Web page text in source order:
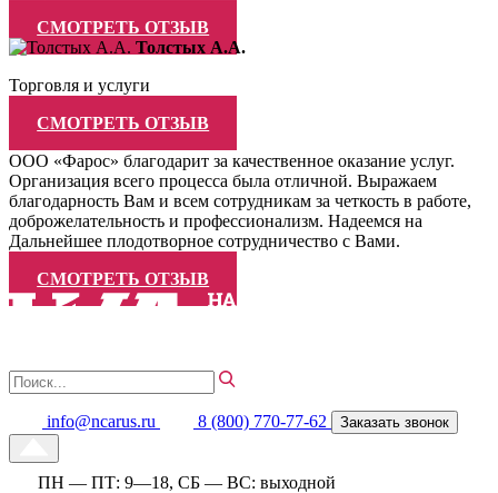
СМОТРЕТЬ ОТЗЫВ
Толстых А.А.
Торговля и услуги
СМОТРЕТЬ ОТЗЫВ
ООО «Фарос» благодарит за качественное оказание услуг.
Организация всего процесса была отличной. Выражаем
благодарность Вам и всем сотрудникам за четкость в работе,
доброжелательность и профессионализм. Надеемся на
Дальнейшее плодотворное сотрудничество с Вами.
СМОТРЕТЬ ОТЗЫВ
info@ncarus.ru 8 (800) 770-77-62 Заказать звонок
ПН — ПТ: 9—18, СБ — ВС: выходной